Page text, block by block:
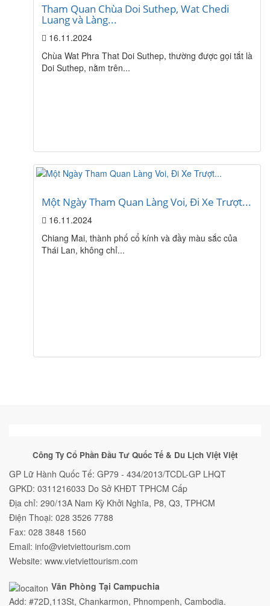
Tham Quan Chùa Doi Suthep, Wat Chedi
Luang và Làng...
16.11.2024
Chùa Wat Phra That Doi Suthep, thường được gọi tắt là
Doi Suthep, nằm trên...
Một Ngày Tham Quan Làng Voi, Đi Xe Trượt...
16.11.2024
Chiang Mai, thành phố cổ kính và đầy màu sắc của
Thái Lan, không chỉ...
Công Ty Cổ Phần Đầu Tư Quốc Tế & Du Lịch Việt Việt
GP Lữ Hành Quốc Tế: GP79 - 434/2013/TCDL-GP LHQT
GPKD: 0311216033 Do Sở KHĐT TPHCM Cấp
Địa chỉ: 290/13A Nam Kỳ Khởi Nghĩa, P8, Q3, TPHCM
Điện Thoại: 028 3526 7788
Fax: 028 3848 1560
Email: info@vietviettourism.com
Website: www.vietviettourism.com
Văn Phòng Tại Campuchia
Add: #72D,113St, Chankarmon, Phnompenh, Cambodia.